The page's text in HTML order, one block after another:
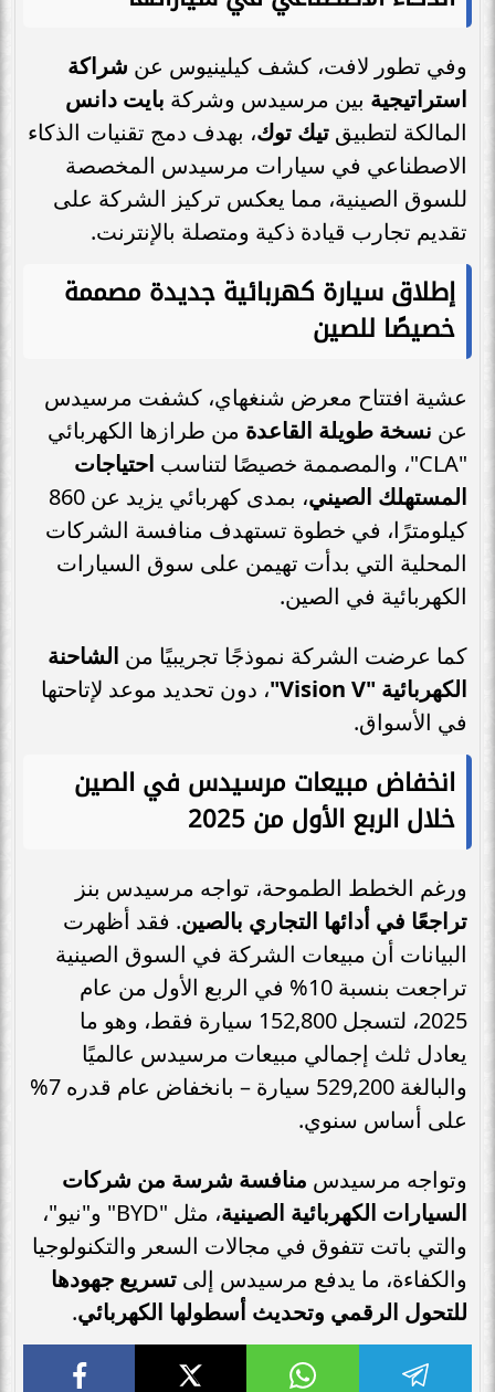
وفي تطور لافت، كشف كيلينيوس عن شراكة
استراتيجية بين مرسيدس وشركة بايت دانس
المالكة لتطبيق تيك توك، بهدف دمج تقنيات الذكاء
الاصطناعي في سيارات مرسيدس المخصصة
للسوق الصينية، مما يعكس تركيز الشركة على
تقديم تجارب قيادة ذكية ومتصلة بالإنترنت.
إطلاق سيارة كهربائية جديدة مصممة
خصيصًا للصين
عشية افتتاح معرض شنغهاي، كشفت مرسيدس
عن نسخة طويلة القاعدة من طرازها الكهربائي
"CLA"، والمصممة خصيصًا لتناسب
احتياجات
المستهلك الصيني
، بمدى كهربائي يزيد عن 860
كيلومترًا، في خطوة تستهدف منافسة الشركات
المحلية التي بدأت تهيمن على سوق السيارات
الكهربائية في الصين.
كما عرضت الشركة نموذجًا تجريبيًا من الشاحنة
الكهربائية "Vision V"
، دون تحديد موعد لإتاحتها
في الأسواق.
انخفاض مبيعات مرسيدس في الصين
خلال الربع الأول من 2025
ورغم الخطط الطموحة، تواجه مرسيدس بنز
تراجعًا في أدائها التجاري بالصين. فقد أظهرت
البيانات أن مبيعات الشركة في السوق الصينية
تراجعت بنسبة 10% في الربع الأول من عام
2025، لتسجل 152,800 سيارة فقط، وهو ما
يعادل ثلث إجمالي مبيعات مرسيدس عالميًا
والبالغة 529,200 سيارة – بانخفاض عام قدره 7%
على أساس سنوي.
وتواجه مرسيدس منافسة شرسة من شركات
السيارات الكهربائية الصينية
، مثل "BYD" و"نيو"،
والتي باتت تتفوق في مجالات السعر والتكنولوجيا
والكفاءة، ما يدفع مرسيدس إلى تسريع جهودها
للتحول الرقمي وتحديث أسطولها الكهربائي.